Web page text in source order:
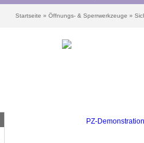
Startseite » Öffnungs- & Sperrwerkzeuge »